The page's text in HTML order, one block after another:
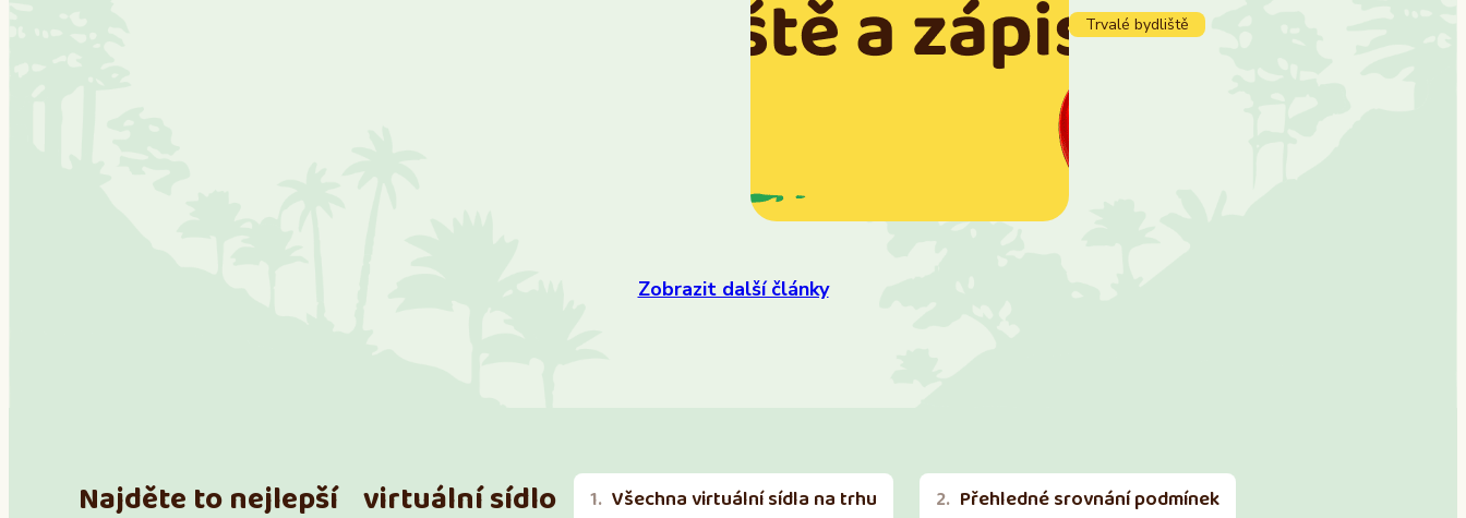
Trvalé bydliště
Zobrazit další články
Najděte to nejlepší virtuální sídlo Všechna virtuální sídla na trhu Přehledné srovnání podmínek